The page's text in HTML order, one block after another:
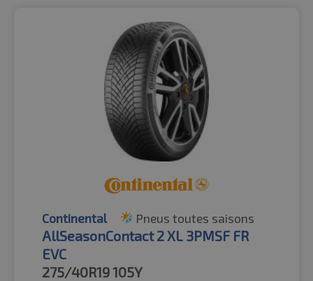
Continental Pneus toutes saisons
AllSeasonContact 2 XL 3PMSF FR
EVC
275/40R19105Y